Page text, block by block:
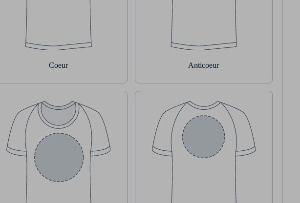
Coeur Anticoeur